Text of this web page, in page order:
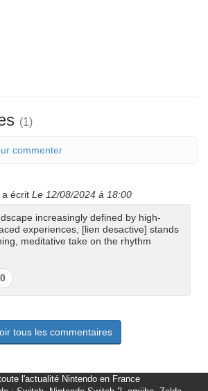
(1)
commenter
a écrit Le 12/08/2024 à 18:00
increasingly defined by high-
experiences, [lien desactive] stands
meditative take on the rhythm
J’aime
0
tous les commentaires
l'actualité Nintendo en France